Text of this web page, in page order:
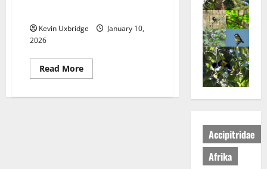
Kevin Uxbridge
January 10,
2026
Read MoreRead
more
Accipitridae
Afrika